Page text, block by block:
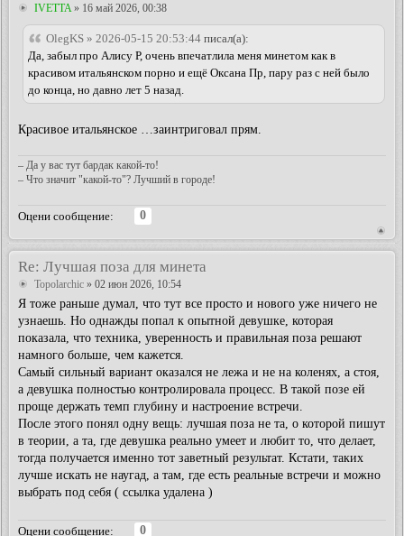
IVETTA » 16 май 2026, 00:38
OlegKS » 2026-05-15 20:53:44 писал(а):
Да, забыл про Алису Р, очень впечатлила меня минетом как в
красивом итальянском порно и ещё Оксана Пр, пару раз с ней было
до конца, но давно лет 5 назад.
Красивое итальянское …заинтриговал прям.
– Да у вас тут бардак какой-то!
– Что значит "какой-то"? Лучший в городе!
Оцени сообщение:
0
Re: Лучшая поза для минета
Topolarchic » 02 июн 2026, 10:54
Я тоже раньше думал, что тут все просто и нового уже ничего не
узнаешь. Но однажды попал к опытной девушке, которая
показала, что техника, уверенность и правильная поза решают
намного больше, чем кажется.
Самый сильный вариант оказался не лежа и не на коленях, а стоя,
а девушка полностью контролировала процесс. В такой позе ей
проще держать темп глубину и настроение встречи.
После этого понял одну вещь: лучшая поза не та, о которой пишут
в теории, а та, где девушка реально умеет и любит то, что делает,
тогда получается именно тот заветный результат. Кстати, таких
лучше искать не наугад, а там, где есть реальные встречи и можно
выбрать под себя ( ссылка удалена )
Оцени сообщение:
0